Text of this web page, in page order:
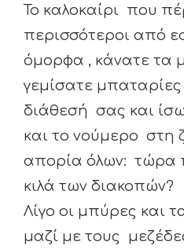
Το καλοκαίρι που
περισσότεροι από
όμορφα , κάνατε τα
γεμίσατε
διάθεσή σας και
και το νούμερο στη
απορία όλων: τώρα
κιλά των διακοπών?
Λίγο οι μπύρες και
μαζί με τους